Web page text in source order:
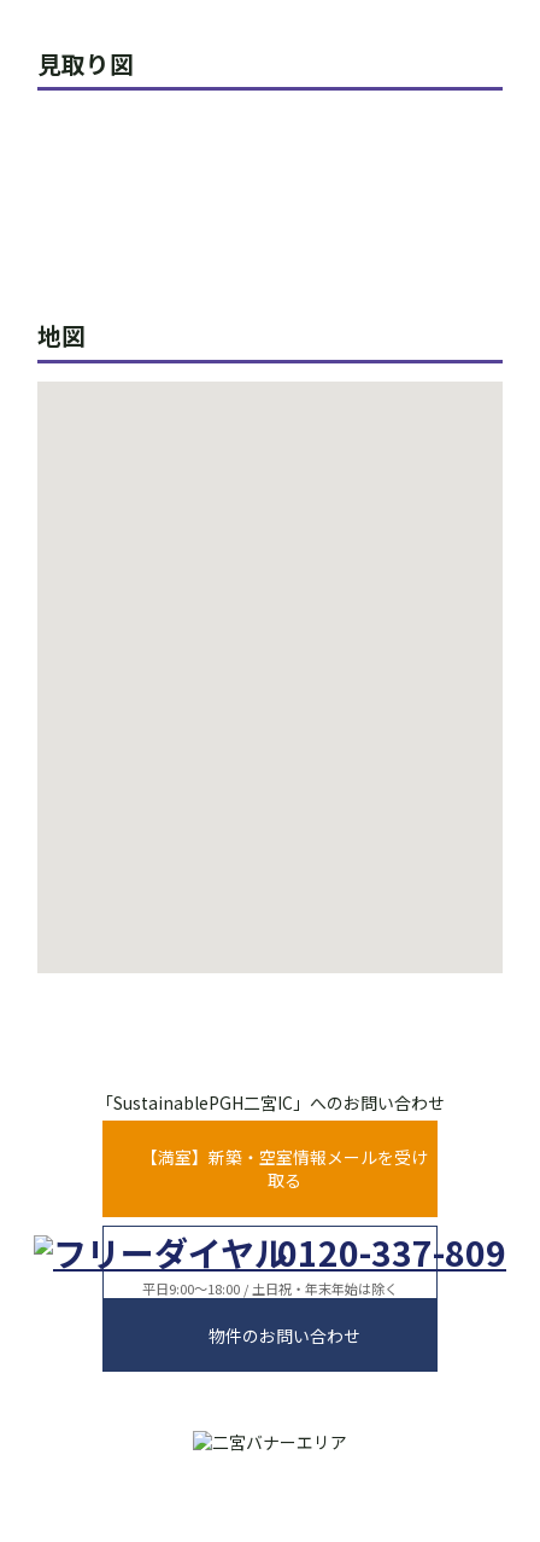
見取り図
地図
「SustainablePGH二宮IC」へのお問い合わせ
【満室】新築・空室情報メールを受け
取る
0120-337-809
平日9:00～18:00 / 土日祝・年末年始は除く
物件のお問い合わせ